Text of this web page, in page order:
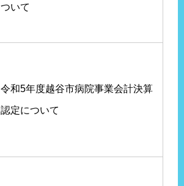
ついて
令和5年度越谷市病院事業会計決算
認定について